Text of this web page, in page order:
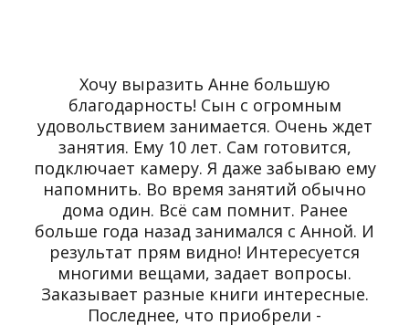
Хочу выразить Анне большую
благодарность! Сын с огромным
удовольствием занимается. Очень ждет
занятия. Ему 10 лет. Сам готовится,
подключает камеру. Я даже забываю ему
напомнить. Во время занятий обычно
дома один. Всё сам помнит. Ранее
больше года назад занимался с Анной. И
результат прям видно! Интересуется
многими вещами, задает вопросы.
Заказывает разные книги интересные.
Последнее, что приобрели -